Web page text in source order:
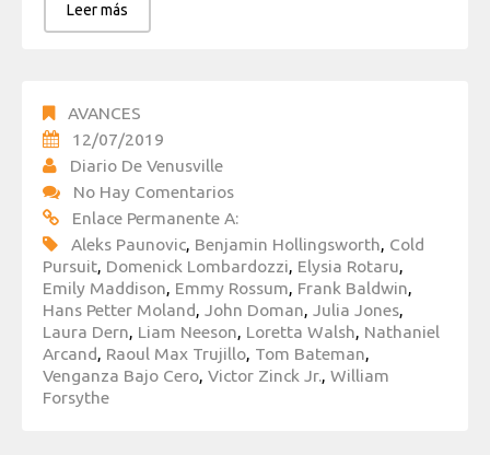
Leer más
AVANCES
12/07/2019
Diario De Venusville
No Hay Comentarios
Enlace Permanente A:
Aleks Paunovic, Benjamin Hollingsworth, Cold
Pursuit, Domenick Lombardozzi, Elysia Rotaru,
Emily Maddison, Emmy Rossum, Frank Baldwin,
Hans Petter Moland, John Doman, Julia Jones,
Laura Dern, Liam Neeson, Loretta Walsh, Nathaniel
Arcand, Raoul Max Trujillo, Tom Bateman,
Venganza Bajo Cero, Victor Zinck Jr., William
Forsythe